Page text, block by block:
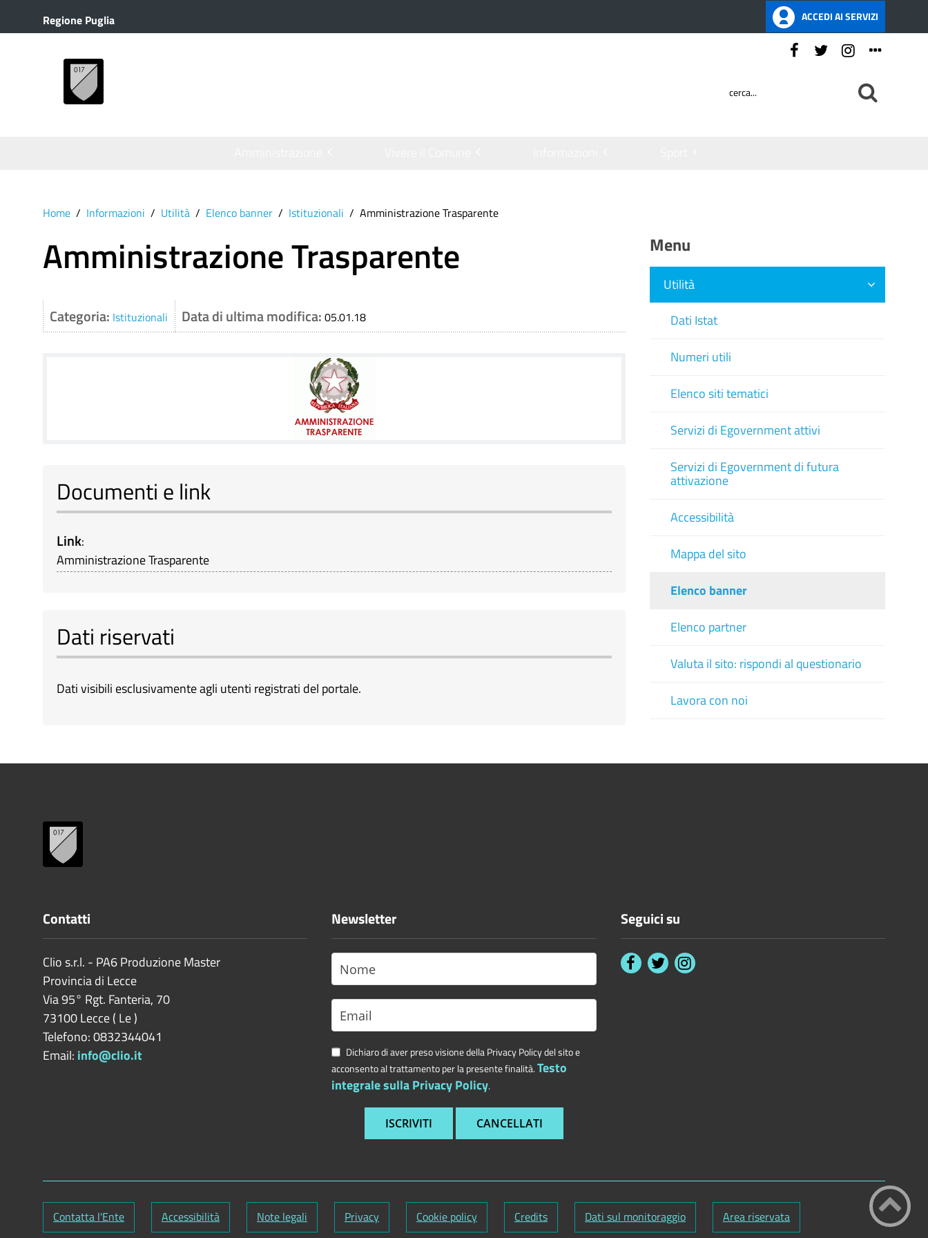
Regione Puglia ACCEDI AI SERVIZI
Home Informazioni Utilità Elenco banner Istituzionali Amministrazione Trasparente
Amministrazione Trasparente
Categoria: Istituzionali Data di ultima modifica: 05.01.18
Documenti e link
Link:
Amministrazione Trasparente
Dati riservati
Dati visibili esclusivamente agli utenti registrati del portale.
Menu
Utilità
Dati Istat
Numeri utili
Elenco siti tematici
Servizi di Egovernment attivi
Servizi di Egovernment di futura
attivazione
Accessibilità
Mappa del sito
Elenco banner
Elenco partner
Valuta il sito: rispondi al questionario
Lavora con noi
Contatti
Clio s.r.l. - PA6 Produzione Master
Provincia di Lecce
Via 95° Rgt. Fanteria, 70
73100Lecce( Le)
Telefono: 0832344041
Email: info@clio.it
Newsletter
Dichiaro di aver preso visione della Privacy Policy del sito e
acconsento al trattamento per la presente finalità.Testo
integrale sulla Privacy Policy.
Seguici su
Contatta l'Ente Accessibilità Note legali Privacy Cookie policy Credits Dati sul monitoraggio Area riservata